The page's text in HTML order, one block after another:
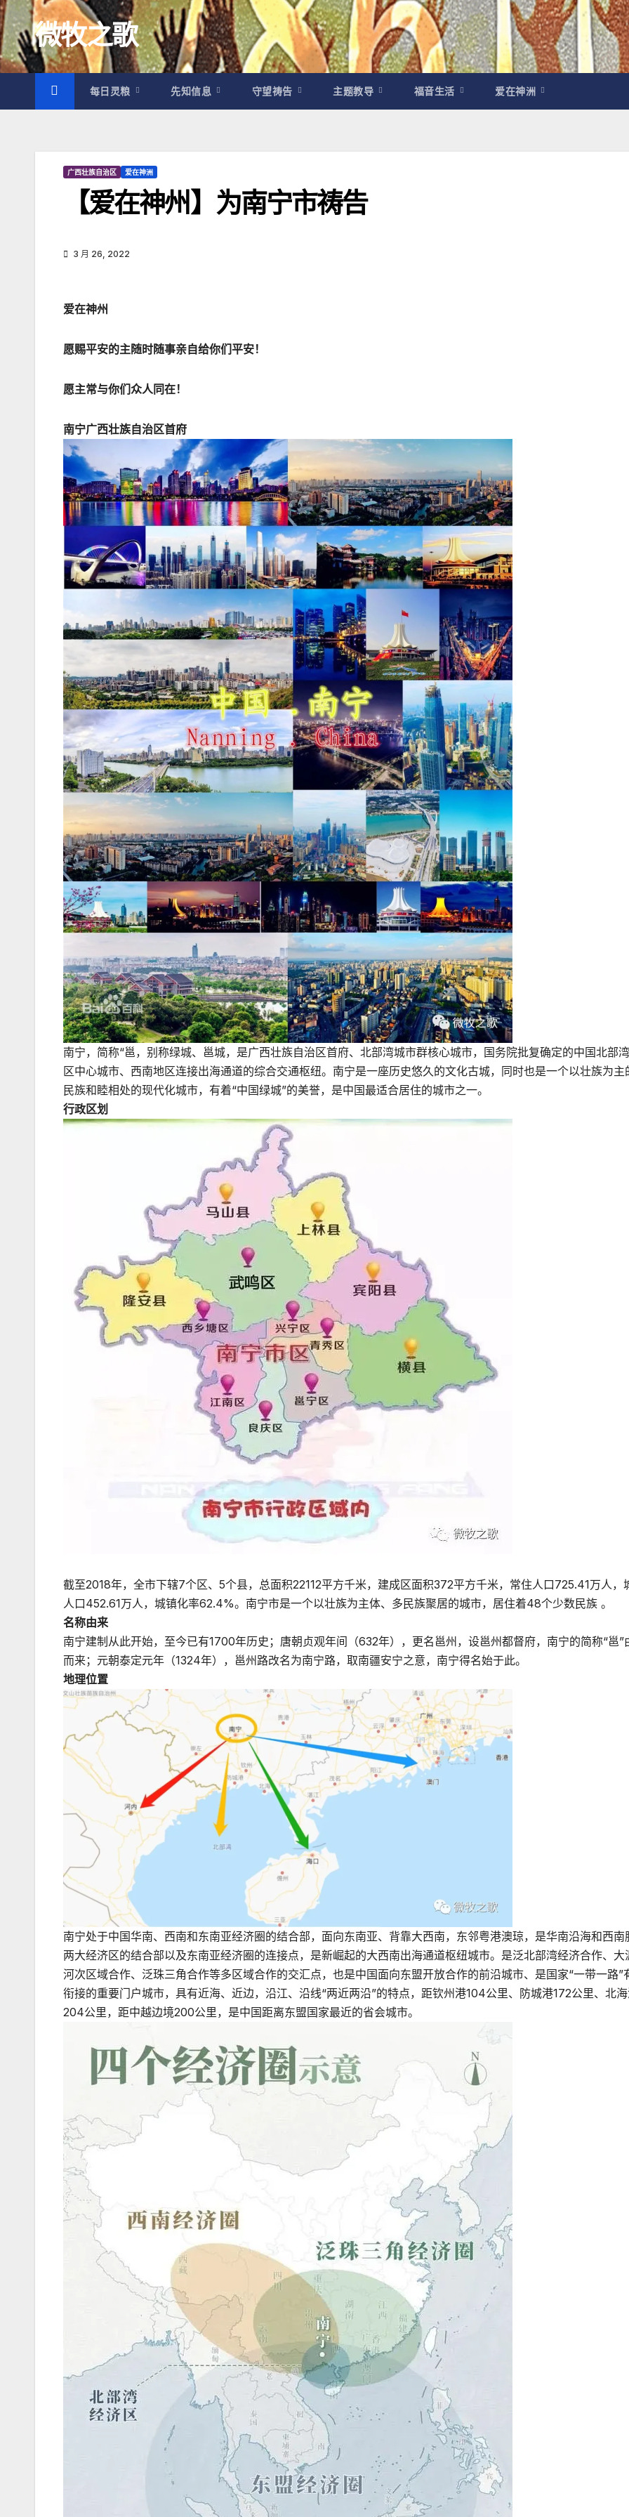
跳
至
内
容
微牧之歌
每日灵粮 先知信息 守望祷告 主题教导 福音生活 爱在神洲
广西壮族自治区 爱在神洲
【爱在神州】为南宁市祷告
3 月 26, 2022
爱在神州
愿赐平安的主随时随事亲自给你们平安！
愿主常与你们众人同在！
南宁广西壮族自治区首府
南宁，简称“邕，别称绿城、邕城，是广西壮族自治区首府、北部湾城市群核心城市，国务院批复确定的中国北部
区中心城市、西南地区连接出海通道的综合交通枢纽。南宁是一座历史悠久的文化古城，同时也是一个以壮族为主
民族和睦相处的现代化城市，有着“中国绿城”的美誉，是中国最适合居住的城市之一。
行政区划
截至2018年，全市下辖7个区、5个县，总面积22112平方千米，建成区面积372平方千米，常住人口725.41万人，
人口452.61万人，城镇化率62.4%。南宁市是一个以壮族为主体、多民族聚居的城市，居住着48个少数民族 。
名称由来
南宁建制从此开始，至今已有1700年历史；唐朝贞观年间（632年），更名邕州，设邕州都督府，南宁的简称“邕”
而来；元朝泰定元年（1324年），邕州路改名为南宁路，取南疆安宁之意，南宁得名始于此。
地理位置
南宁处于中国华南、西南和东南亚经济圈的结合部，面向东南亚、背靠大西南，东邻粤港澳琼，是华南沿海和西南
两大经济区的结合部以及东南亚经济圈的连接点，是新崛起的大西南出海通道枢纽城市。是泛北部湾经济合作、大
河次区域合作、泛珠三角合作等多区域合作的交汇点，也是中国面向东盟开放合作的前沿城市、是国家“一带一路”
衔接的重要门户城市，具有近海、近边，沿江、沿线“两近两沿”的特点，距钦州港104公里、防城港172公里、北
204公里，距中越边境200公里，是中国距离东盟国家最近的省会城市。